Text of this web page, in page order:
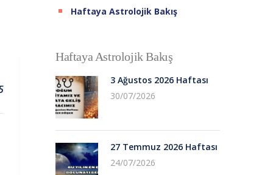
Haftaya Astrolojik Bakış
Haftaya Astrolojik Bakış
3 Ağustos 2026 Haftası
30/07/2026
27 Temmuz 2026 Haftası
24/07/2026